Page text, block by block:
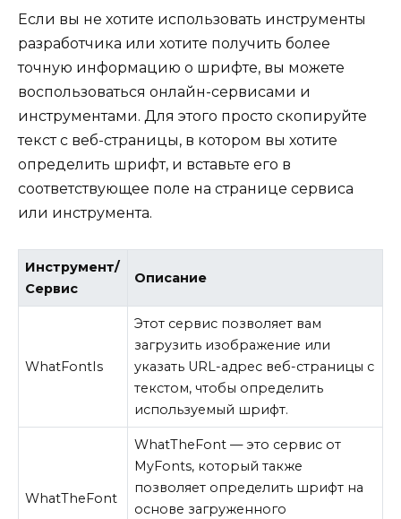
Если вы не хотите использовать инструменты
разработчика или хотите получить более
точную информацию о шрифте, вы можете
воспользоваться онлайн-сервисами и
инструментами. Для этого просто скопируйте
текст с веб-страницы, в котором вы хотите
определить шрифт, и вставьте его в
соответствующее поле на странице сервиса
или инструмента.
Инструмент/
Сервис
Описание
WhatFontIs
Этот сервис позволяет вам
загрузить изображение или
указать URL-адрес веб-страницы с
текстом, чтобы определить
используемый шрифт.
WhatTheFont
WhatTheFont — это сервис от
MyFonts, который также
позволяет определить шрифт на
основе загруженного